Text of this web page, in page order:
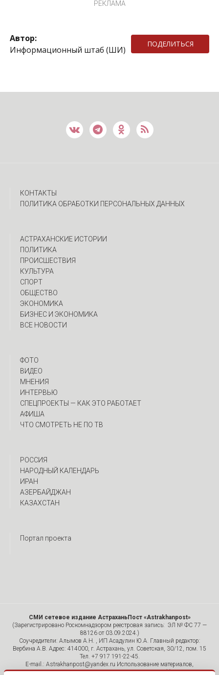
РЕКЛАМА
Автор:
Информационный штаб (ШИ)
ПОДЕЛИТЬСЯ
КОНТАКТЫ
ПОЛИТИКА ОБРАБОТКИ ПЕРСОНАЛЬНЫХ ДАННЫХ
АСТРАХАНСКИЕ ИСТОРИИ
ПОЛИТИКА
ПРОИСШЕСТВИЯ
КУЛЬТУРА
СПОРТ
ОБЩЕСТВО
ЭКОНОМИКА
БИЗНЕС И ЭКОНОМИКА
ВСЕ НОВОСТИ
ФОТО
ВИДЕО
МНЕНИЯ
ИНТЕРВЬЮ
CПЕЦПРОЕКТЫ — КАК ЭТО РАБОТАЕТ
АФИША
ЧТО СМОТРЕТЬ НЕ ПО ТВ
РОССИЯ
НАРОДНЫЙ КАЛЕНДАРЬ
ИРАН
АЗЕРБАЙДЖАН
КАЗАХСТАН
Портал проекта
СМИ сетевое издание АстраханьПост «Astrakhanpost»
(Зарегистрировано Роскомнадзором реестровая запись: ЭЛ № ФС 77 —
88126 от 03.09.2024.)
Соучредители: Алымов А.Н. , ИП Асадулин Ю.А. Главный редактор:
Вербина А.В. Адрес: 414000, г. Астрахань, ул. Советская, 30/12, пом. 15
Тел. +7 917 191-22-45.
E-mail.: Astrakhanpost@yandex.ru Использование материалов,
размещенных на страницах сетевого издания «Astrakhanpost»,